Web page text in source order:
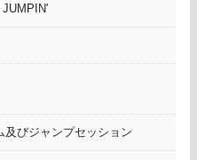
及びジャンプセッション